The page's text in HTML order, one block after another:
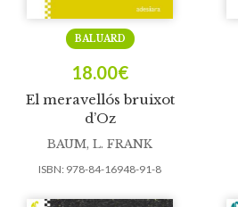
El meravellós bruixot
d’Oz
BALUARD
18.00€
BAUM, L. FRANK
ISBN: 978-84-16948-91-8